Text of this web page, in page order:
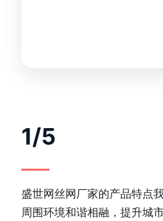
1/5
盛世网丝网厂家的产品特点
周围环境和谐相融，提升城市